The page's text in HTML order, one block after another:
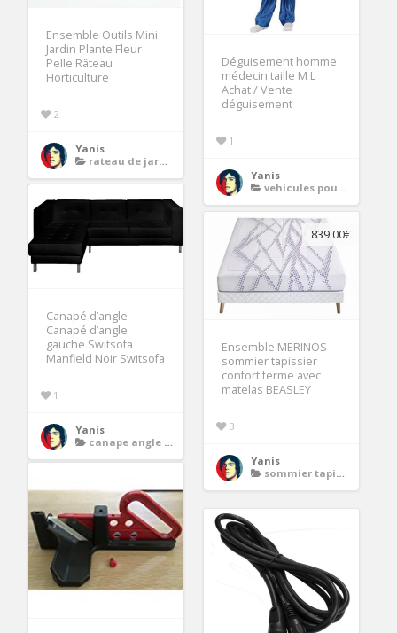
Ensemble Outils Mini
Jardin Plante Fleur
Pelle Râteau
Horticulture
2
Yanis
rateau de jardin
Déguisement homme
médecin taille M L
Achat / Vente
déguisement
1
Yanis
vehicules pour enfants
Canapé d’angle
Canapé d’angle
gauche Switsofa
Manfield Noir Switsofa
1
Yanis
canape angle convertible microfibre
839.00€
Ensemble MERINOS
sommier tapissier
confort ferme avec
matelas BEASLEY
3
Yanis
sommier tapissier